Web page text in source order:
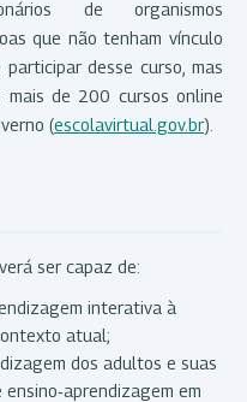
de organismos
que não tenham vínculo
participar desse curso, mas
de 200 cursos online
(escolavirtual.gov.br).
ser capaz de:
interativa à
atual;
dos adultos e suas
em